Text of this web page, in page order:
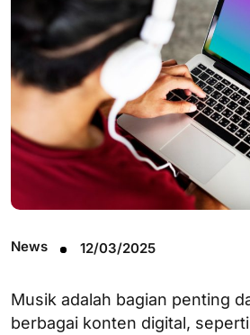
News 12/03/2025
Musik adalah bagian penting
berbagai konten digital, seperti